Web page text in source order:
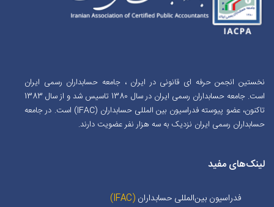
نخستین انجمن حرفه ای قانونی در ایران ، جامعه حسابداران رسمی ایران
است. جامعه حسابداران رسمی ایران در سال 1380 تاسیس شد و از سال 1383
تاکنون، عضو پیوسته فدراسیون بین المللی حسابداران (IFAC) است. در جامعه
حسابداران رسمی ایران نزدیک به سه هزار نفر عضویت دارند.
لینک‌های مفید
فدراسیون بین‌المللی حسابداران (IFAC)